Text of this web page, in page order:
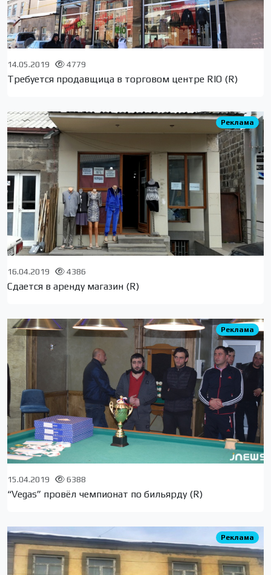
14.05.2019 4779
Требуется продавщица в торговом центре RIO (R)
Реклама
16.04.2019 4386
Cдается в аренду магазин (R)
Реклама
15.04.2019 6388
“Vegas” провёл чемпионат по бильярду (R)
Реклама